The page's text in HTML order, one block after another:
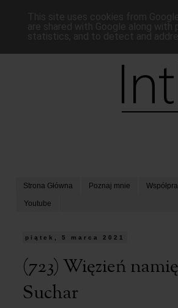
Strona Główna Poznaj mnie
Youtube
piątek, 5 marca 2021
(723) Więzień
Suchar